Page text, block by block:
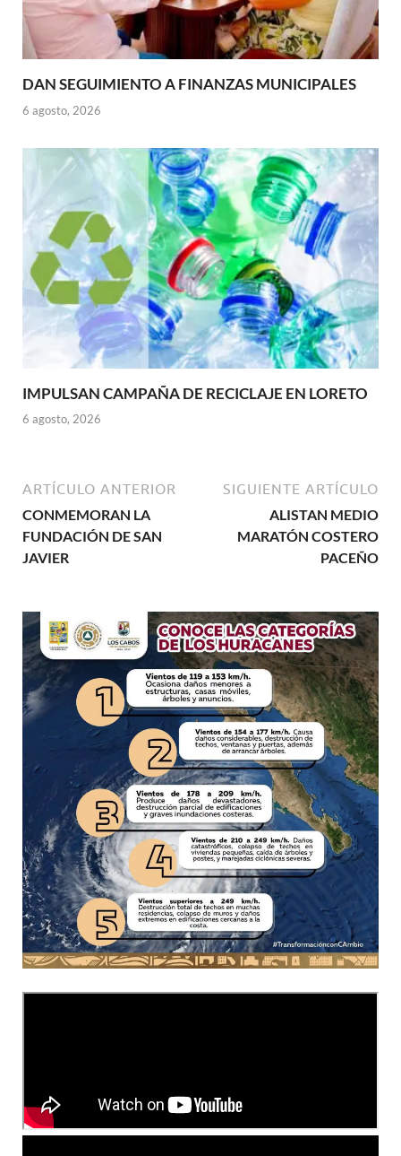
DAN SEGUIMIENTO A FINANZAS MUNICIPALES
6 agosto, 2026
IMPULSAN CAMPAÑA DE RECICLAJE EN LORETO
6 agosto, 2026
ARTÍCULO ANTERIOR
CONMEMORAN LA
FUNDACIÓN DE SAN
JAVIER
SIGUIENTE ARTÍCULO
ALISTAN MEDIO
MARATÓN COSTERO
PACEÑO